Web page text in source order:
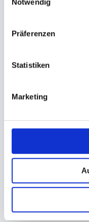
Notwendig
Präferenzen
Statistiken
Marketing
transparent PP
(Acrylatkleber, leise)